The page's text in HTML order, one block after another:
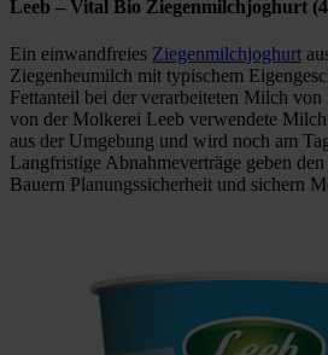
Leeb – Vital Bio Ziegenmilchjoghurt
Ein einwandfreies Ziegenmilchjoghurt
Ziegenheumilch mit typischem
Fettanteil bei der verarbeiteten Milch
von der Molkerei Leeb verwendete
aus der Umgebung und wird noch am
Langfristige Abnahmeverträge geben
Bauern Planungssicherheit und sichern